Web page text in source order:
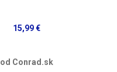
15,99 €
od Conrad.sk